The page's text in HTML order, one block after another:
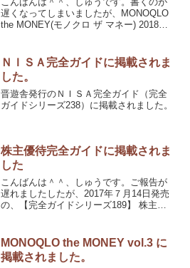
遅くなってしまいましたが、MONOQLO
the MONEY(モノクロ ザ マネー) 2018年
して再掲されただけですが。
ＮＩＳＡ完全ガイドに掲載されま
した。
晋遊舎発行のＮＩＳＡ完全ガイド（完全
ガイドシリーズ238）に掲載されました。
株主優待完全ガイドに掲載されま
した
こんばんは＾＾、しゅうです。ご報告が
遅れましたしたが、2017年７月14日発売
の、【完全ガイドシリーズ189】 株主優
す。
MONOQLO the MONEY vol.3 に
掲載されました。